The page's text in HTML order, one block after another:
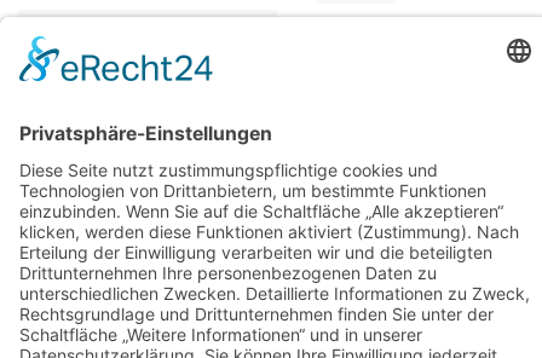
Suchmaschinenoptimierung
FOOTER
Impressum
Datenschutz